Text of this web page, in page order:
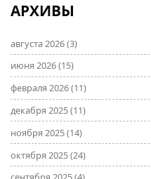
АРХИВЫ
августа 2026(3)
июня 2026(15)
февраля 2026(11)
декабря 2025(11)
ноября 2025(14)
октября 2025(24)